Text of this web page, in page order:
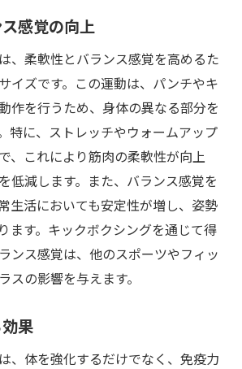
感覚の向上
、柔軟性とバランス感覚を高めるた
イズです。この運動は、パンチやキ
作を行うため、身体の異なる部分を
特に、ストレッチやウォームアップ
、これにより筋肉の柔軟性が向上
低減します。また、バランス感覚を
生活においても安定性が増し、姿勢
ます。キックボクシングを通じて得
ンス感覚は、他のスポーツやフィッ
スの影響を与えます。
果
、体を強化するだけでなく、免疫力